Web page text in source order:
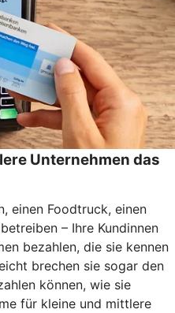
Unternehmen das
einen Foodtruck, einen
– Ihre Kundinnen
bezahlen, die sie kennen
brechen sie sogar den
können, wie sie
für kleine und mittlere